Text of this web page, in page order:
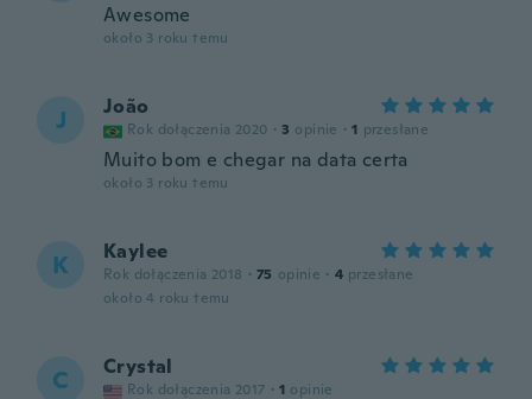
Awesome
około 3 roku temu
J João
Rok dołączenia 2020 · 3 opinie · 1 przesłane
Muito bom e chegar na data certa
około 3 roku temu
K Kaylee
Rok dołączenia 2018 · 75 opinie · 4 przesłane
około 4 roku temu
C Crystal
Rok dołączenia 2017 · 1 opinie